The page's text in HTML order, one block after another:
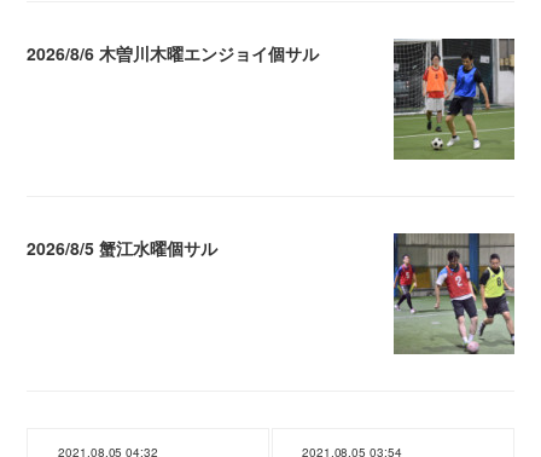
2026/8/6 木曽川木曜エンジョイ個サル
2026/8/5 蟹江水曜個サル
2021.08.05 04:32 2021.08.05 03:54